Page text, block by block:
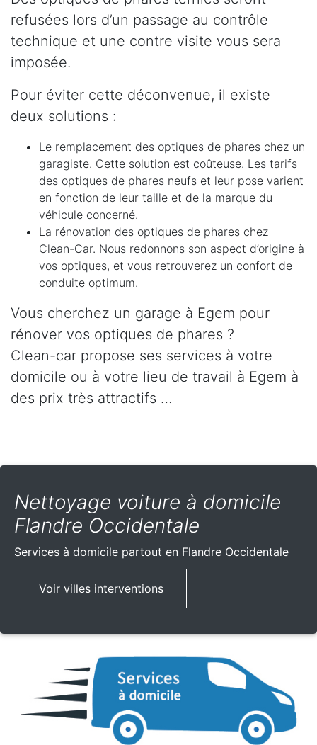
refusées lors d’un passage au contrôle
technique et une contre visite vous sera
imposée.
Pour éviter cette déconvenue, il existe
deux solutions :
Le remplacement des optiques de phares chez un
garagiste. Cette solution est coûteuse. Les tarifs
des optiques de phares neufs et leur pose varient
en fonction de leur taille et de la marque du
véhicule concerné.
La rénovation des optiques de phares chez
Clean-Car. Nous redonnons son aspect d’origine à
vos optiques, et vous retrouverez un confort de
conduite optimum.
Vous cherchez un garage à Egem pour
rénover vos optiques de phares ?
Clean-car propose ses services à votre
domicile ou à votre lieu de travail à Egem à
des prix très attractifs …
Nettoyage voiture à domicile
Flandre Occidentale
Services à domicile partout en Flandre Occidentale
Voir villes interventions